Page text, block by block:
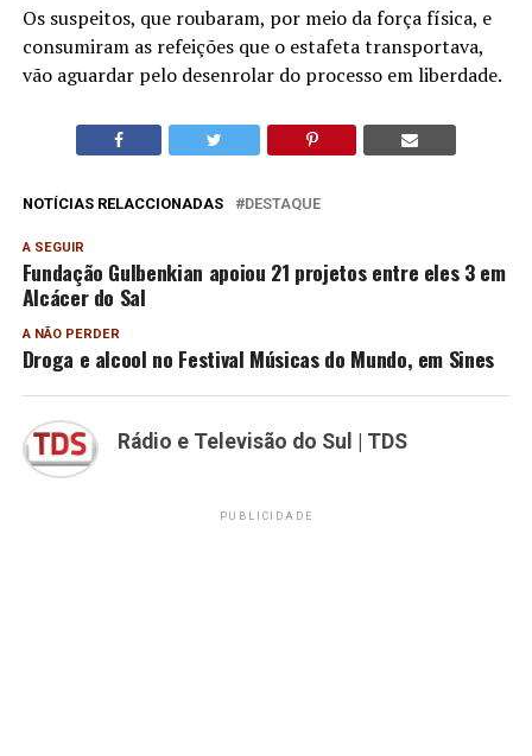
Os suspeitos, que roubaram, por meio da força física, e
consumiram as refeições que o estafeta transportava,
vão aguardar pelo desenrolar do processo em liberdade.
NOTÍCIAS RELACCIONADAS DESTAQUE
A SEGUIR
Fundação Gulbenkian apoiou 21 projetos entre eles 3 em
Alcácer do Sal
A NÃO PERDER
Droga e alcool no Festival Músicas do Mundo, em Sines
Rádio e Televisão do Sul | TDS
PUBLICIDADE